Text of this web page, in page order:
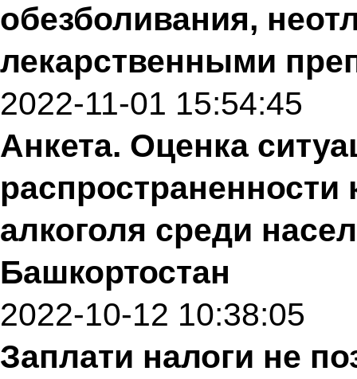
обезболивания,
лекарственными
2022-11-01 15:54:45
Анкета. Оценка
распространенности
алкоголя среди
Башкортостан
2022-10-12 10:38:05
Заплати налоги не